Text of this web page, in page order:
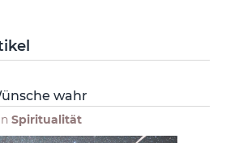
wahr
Spiritualität